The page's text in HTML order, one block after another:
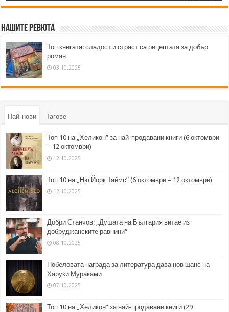
Нашите ревюта
Топ книгата: сладост и страст са рецептата за добър
роман
03.10.2025
Най-нови Тагове
Топ 10 на „Хеликон” за най-продавани книги (6 октомври
– 12 октомври)
12.10.2025
Топ 10 на „Ню Йорк Таймс” (6 октомври – 12 октомври)
12.10.2025
Добри Станчов: „Душата на България витае из
добруджанските равнини“
08.10.2025
Нобеловата награда за литература дава нов шанс на
Харуки Мураками
07.10.2025
Топ 10 на „Хеликон” за най-продавани книги (29